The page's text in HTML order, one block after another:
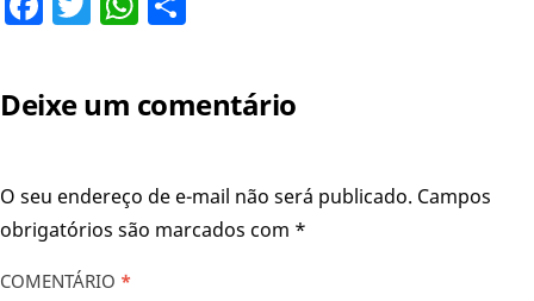
Deixe um comentário
O seu endereço de e-mail não será publicado. Campos
obrigatórios são marcados com *
COMENTÁRIO *